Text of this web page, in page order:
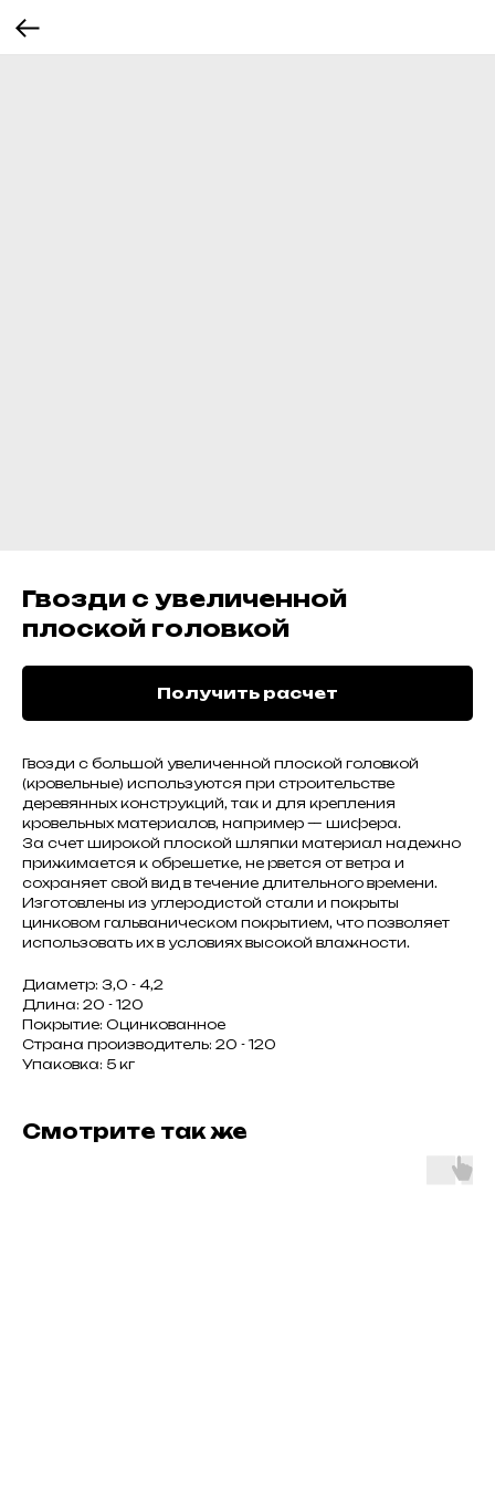
Гвозди с увеличенной
плоской головкой
Получить расчет
Гвозди с большой увеличенной плоской головкой
(кровельные) используются при строительстве
деревянных конструкций, так и для крепления
кровельных материалов, например — шифера.
За счет широкой плоской шляпки материал надежно
прижимается к обрешетке, не рвется от ветра и
сохраняет свой вид в течение длительного времени.
Изготовлены из углеродистой стали и покрыты
цинковом гальваническом покрытием, что позволяет
использовать их в условиях высокой влажности.
Диаметр: 3,0 - 4,2
Длина: 20 - 120
Покрытие: Оцинкованное
Страна производитель: 20 - 120
Упаковка: 5 кг
Смотрите так же